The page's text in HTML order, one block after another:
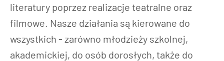
literatury poprzez realizacje teatralne oraz
filmowe. Nasze działania są kierowane do
wszystkich - zarówno młodzieży szkolnej,
akademickiej, do osób dorosłych, także do